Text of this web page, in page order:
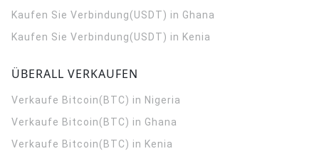
Kaufen Sie Verbindung(USDT) in Ghana
Kaufen Sie Verbindung(USDT) in Kenia
ÜBERALL VERKAUFEN
Verkaufe Bitcoin(BTC) in Nigeria
Verkaufe Bitcoin(BTC) in Ghana
Verkaufe Bitcoin(BTC) in Kenia